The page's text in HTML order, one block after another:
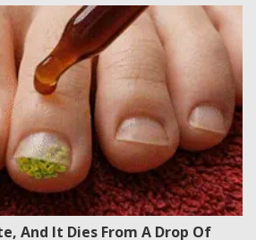
And It Dies From A Drop Of